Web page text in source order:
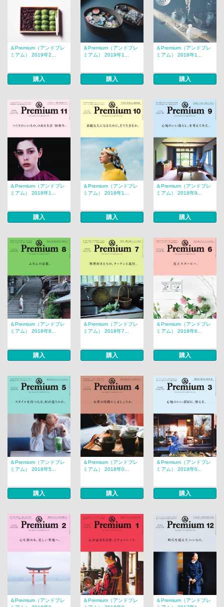
＆Premium（アンドプレ
ミアム） 2019年2...
購入
＆Premium（アンドプレ
ミアム） 2019年1...
購入
＆Premium（アンドプレ
ミアム） 2018年1...
購入
＆Premium（アンドプレ
ミアム） 2018年1...
購入
＆Premium（アンドプレ
ミアム） 2018年1...
購入
＆Premium（アンドプレ
ミアム） 2018年9...
購入
＆Premium（アンドプレ
ミアム） 2018年8...
購入
＆Premium（アンドプレ
ミアム） 2018年7...
購入
＆Premium（アンドプレ
ミアム） 2018年6...
購入
＆Premium（アンドプレ
ミアム） 2018年5...
購入
＆Premium（アンドプレ
ミアム） 2018年0...
購入
＆Premium（アンドプレ
ミアム） 2018年0...
購入
＆Premium（アンドプレ
＆Premium（アンドプレ
＆Premium（アンドプレ